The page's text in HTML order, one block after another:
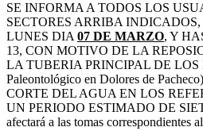
SE INFORMA A TODOS LOS
SECTORES ARRIBA
LUNES DIA 07 DE MARZO, Y
13, CON MOTIVO DE LA
LA TUBERIA PRINCIPAL DE LOS
Paleontológico en Dolores de
CORTE DEL AGUA EN LOS
UN PERIODO ESTIMADO DE
afectará a las tomas correspondientes